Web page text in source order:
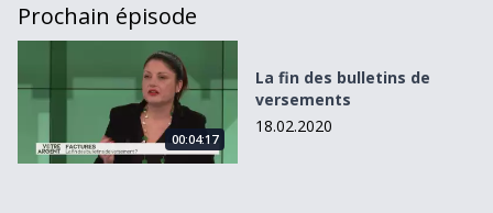
Prochain épisode
La fin des bulletins de versements
00:04:17
La fin des bulletins de
versements
18.02.2020